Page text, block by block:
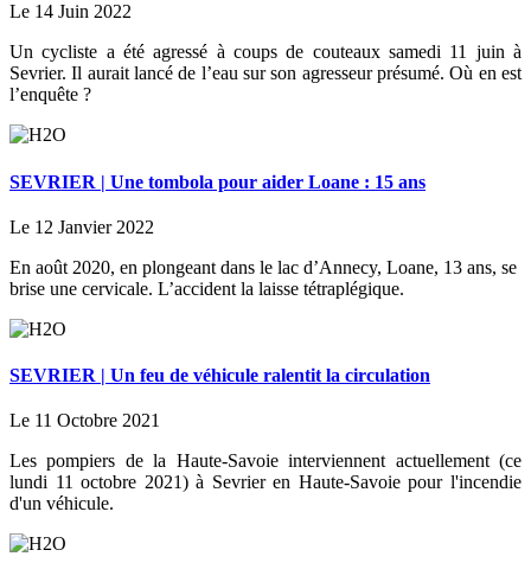
Le 14 Juin 2022
Un cycliste a été agressé à coups de couteaux samedi 11 juin à
Sevrier. Il aurait lancé de l’eau sur son agresseur présumé. Où en est
l’enquête ?
SEVRIER | Une tombola pour aider Loane : 15 ans
Le 12 Janvier 2022
En août 2020, en plongeant dans le lac d’Annecy, Loane, 13 ans, se
brise une cervicale. L’accident la laisse tétraplégique.
SEVRIER | Un feu de véhicule ralentit la circulation
Le 11 Octobre 2021
Les pompiers de la Haute-Savoie interviennent actuellement (ce
lundi 11 octobre 2021) à Sevrier en Haute-Savoie pour l'incendie
d'un véhicule.